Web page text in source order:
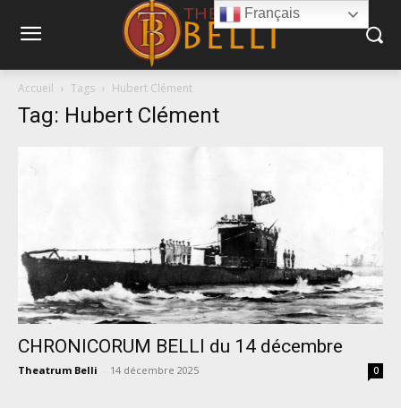
Accueil Tags Hubert Clément
Tag: Hubert Clément
CHRONICORUM BELLI du 14 décembre
Theatrum Belli - 14 décembre 2025 0
Français